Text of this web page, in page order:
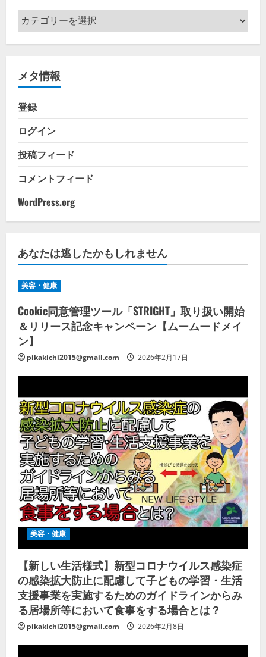
カ
テ
ゴ
ー
メタ情報
登録
ログイン
投稿フィード
コメントフィード
WordPress.org
あなたは逃したかもしれません
美容・健康
Cookie同意管理ツール「STRIGHT」取り扱い開始
＆リリース記念キャンペーン【ムームードメイ
ン】
pikakichi2015@gmail.com 2026年2月17日
美容・健康
【新しい生活様式】新型コロナウイルス感染症
の感染拡大防止に配慮して子どもの学習・生活
支援事業を実施するためのガイドラインからみ
る居場所等において食事をする場合とは？
pikakichi2015@gmail.com 2026年2月8日